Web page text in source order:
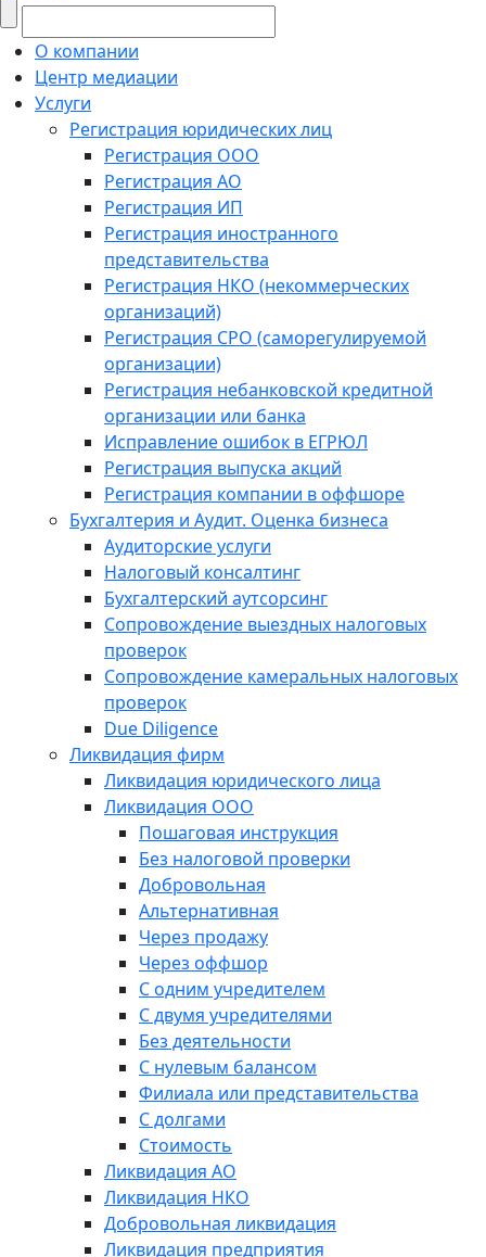
О компании
Центр медиации
Услуги
Регистрация юридических лиц
Регистрация ООО
Регистрация АО
Регистрация ИП
Регистрация иностранного
представительства
Регистрация НКО (некоммерческих
организаций)
Регистрация СРО (саморегулируемой
организации)
Регистрация небанковской кредитной
организации или банка
Исправление ошибок в ЕГРЮЛ
Регистрация выпуска акций
Регистрация компании в оффшоре
Бухгалтерия и Аудит. Оценка бизнеса
Аудиторские услуги
Налоговый консалтинг
Бухгалтерский аутсорсинг
Сопровождение выездных налоговых
проверок
Сопровождение камеральных налоговых
проверок
Due Diligence
Ликвидация фирм
Ликвидация юридического лица
Ликвидация ООО
Пошаговая инструкция
Без налоговой проверки
Добровольная
Альтернативная
Через продажу
Через оффшор
С одним учредителем
С двумя учредителями
Без деятельности
С нулевым балансом
Филиала или представительства
С долгами
Стоимость
Ликвидация АО
Ликвидация НКО
Добровольная ликвидация
Ликвидация предприятия